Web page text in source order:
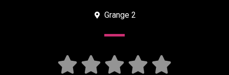
Grange 2
    